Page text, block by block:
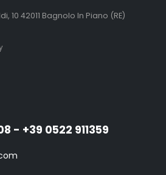
10 42011 Bagnolo In Piano (RE)
- +39 0522 911359